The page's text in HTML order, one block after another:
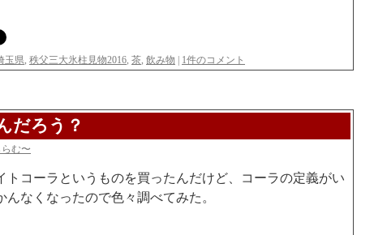
玉県, 秩父三大氷柱見物2016, 茶, 飲み物 1件のコメント
だろう？
む〜
トコーラというものを買ったんだけど、コーラの定義がい
んなくなったので色々調べてみた。